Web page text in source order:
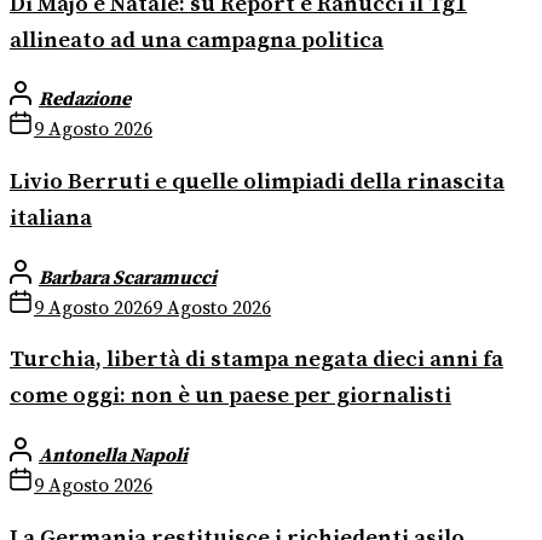
allineato ad una campagna politica
Redazione
9 Agosto 2026
Livio Berruti e quelle olimpiadi della rinascita
italiana
Barbara Scaramucci
9 Agosto 20269 Agosto 2026
Turchia, libertà di stampa negata dieci anni fa
come oggi: non è un paese per giornalisti
Antonella Napoli
9 Agosto 2026